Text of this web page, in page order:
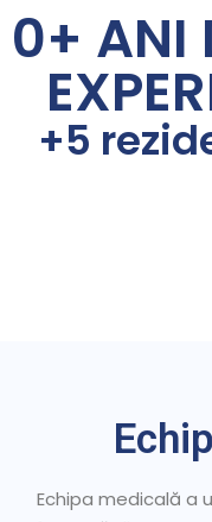
0+ ANI
+5
Echipa medicală a